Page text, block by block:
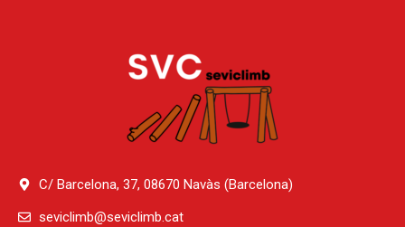
C/ Barcelona, 37, 08670 Navàs (Barcelona)
seviclimb@seviclimb.cat